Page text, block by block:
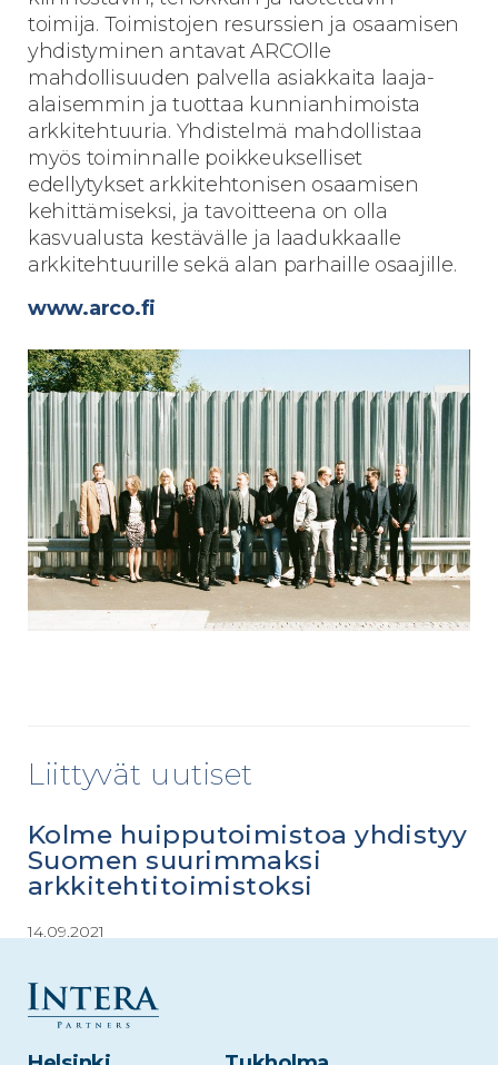
toimija. Toimistojen resurssien ja osaamisen
yhdistyminen antavat ARCOlle
mahdollisuuden palvella asiakkaita laaja-
alaisemmin ja tuottaa kunnianhimoista
arkkitehtuuria. Yhdistelmä mahdollistaa
myös toiminnalle poikkeukselliset
edellytykset arkkitehtonisen osaamisen
kehittämiseksi, ja tavoitteena on olla
kasvualusta kestävälle ja laadukkaalle
arkkitehtuurille sekä alan parhaille osaajille.
www.arco.fi
Liittyvät uutiset
Kolme huipputoimistoa yhdistyy
Suomen suurimmaksi
arkkitehtitoimistoksi
14.09.2021
uuden toimijan, joka panostaa
kunnianhimoiseen ja alaa eteenpäin
vievään arkkitehtuuriin. ARCO Architecture